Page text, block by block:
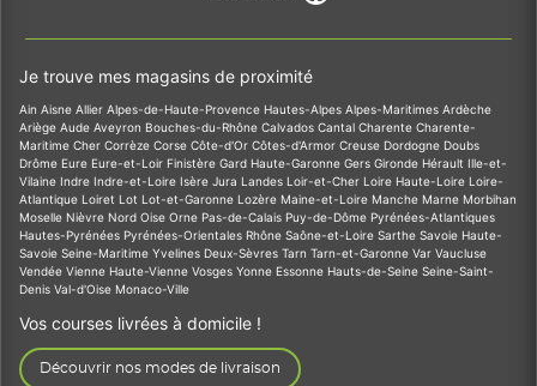
Je trouve mes magasins de proximité
Ain Aisne Allier Alpes-de-Haute-Provence Hautes-Alpes Alpes-Maritimes Ardèche
Ariège Aude Aveyron Bouches-du-Rhône Calvados Cantal Charente Charente-
Maritime Cher Corrèze Corse Côte-d'Or Côtes-d'Armor Creuse Dordogne Doubs
Drôme Eure Eure-et-Loir Finistère Gard Haute-Garonne Gers Gironde Hérault Ille-et-
Vilaine Indre Indre-et-Loire Isère Jura Landes Loir-et-Cher Loire Haute-Loire Loire-
Atlantique Loiret Lot Lot-et-Garonne Lozère Maine-et-Loire Manche Marne Morbihan
Moselle Nièvre Nord Oise Orne Pas-de-Calais Puy-de-Dôme Pyrénées-Atlantiques
Hautes-Pyrénées Pyrénées-Orientales Rhône Saône-et-Loire Sarthe Savoie Haute-
Savoie Seine-Maritime Yvelines Deux-Sèvres Tarn Tarn-et-Garonne Var Vaucluse
Vendée Vienne Haute-Vienne Vosges Yonne Essonne Hauts-de-Seine Seine-Saint-
Denis Val-d'Oise Monaco-Ville
Vos courses livrées à domicile !
Découvrir nos modes de livraison